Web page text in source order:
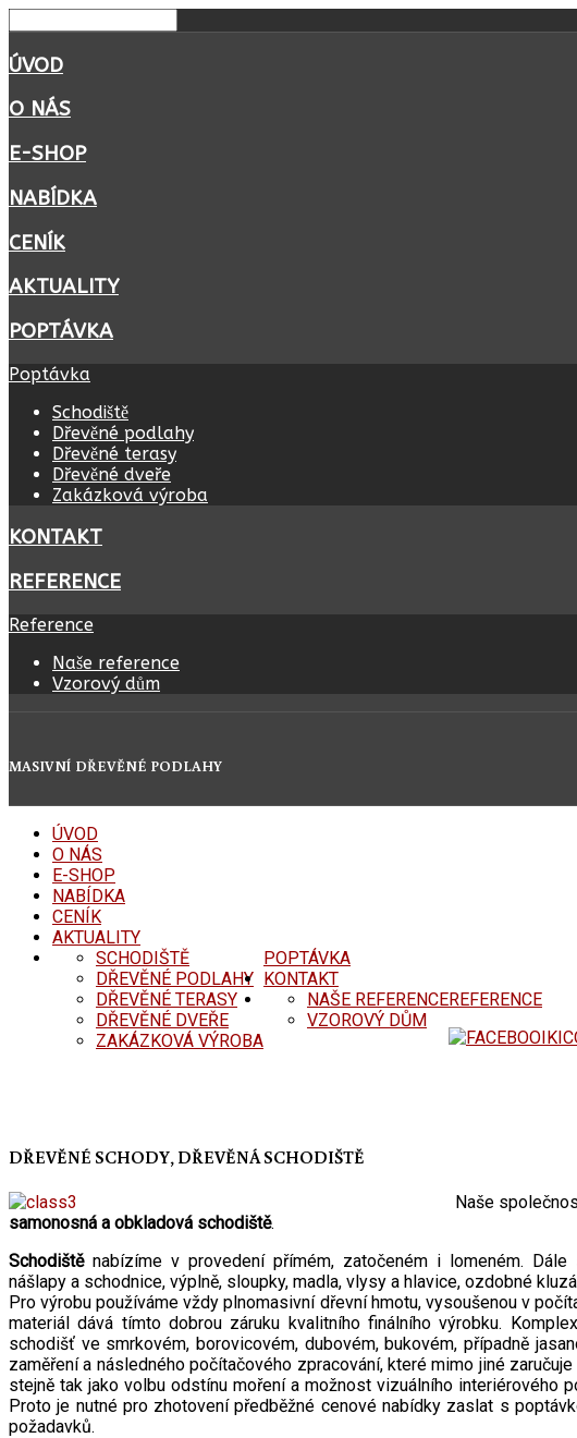
ÚVOD
O NÁS
E-SHOP
NABÍDKA
CENÍK
AKTUALITY
POPTÁVKA
Poptávka
Schodiště
Dřevěné podlahy
Dřevěné terasy
Dřevěné dveře
Zakázková výroba
KONTAKT
REFERENCE
Reference
Naše reference
Vzorový dům
MASIVNÍ DŘEVĚNÉ PODLAHY
ÚVOD
O NÁS
E-SHOP
NABÍDKA
CENÍK
AKTUALITY
POPTÁVKA
SCHODIŠTĚ
DŘEVĚNÉ PODLAHY
DŘEVĚNÉ TERASY
DŘEVĚNÉ DVEŘE
ZAKÁZKOVÁ VÝROBA
KONTAKT
REFERENCE
NAŠE REFERENCE
VZOROVÝ DŮM
DŘEVĚNÉ SCHODY, DŘEVĚNÁ SCHODIŠTĚ
Naše
samonosná a obkladová schodiště.
Schodištěnabízíme v provedení přímém, zatočeném i lomeném.
nášlapy a schodnice, výplně, sloupky, madla, vlysy a hlavice, ozdobné
Pro výrobu používáme vždy plnomasivní dřevní hmotu, vysoušenou v
materiál dává tímto dobrou záruku kvalitního finálního výrobku.
schodišť ve smrkovém, borovicovém, dubovém, bukovém, případně
zaměření a následného počítačového zpracování, které mimo jiné
stejně tak jako volbu odstínu moření a možnost vizuálního interiérového
Proto je nutné pro zhotovení předběžné cenové nabídky zaslat s
požadavků.